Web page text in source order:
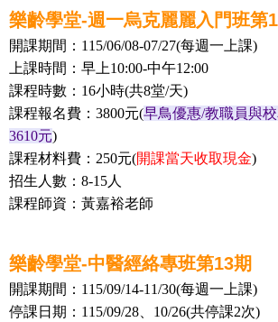
樂齡學堂-週一烏克麗麗入門班第
開課期間：115/06/08-07/27(每週一上課)
上課時間：早上10:00-中午12:00
課程時數：16小時(共8堂/天)
課程報名費：3800元(早鳥優惠/教職員與
3610元)
課程材料費：250元(開課當天收取現金)
招生人數：8-15人
課程師資 ：黃嘉裕老師
樂齡學堂-中醫經絡專班第13期
開課期間：115/09/14-11/30(每週一上課)
停課日期：115/09/28、10/26(共停課2次)